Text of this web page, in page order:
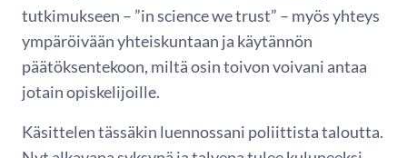
tutkimukseen – ”in science we trust” – myös yhteys
ympäröivään yhteiskuntaan ja käytännön
päätöksentekoon, miltä osin toivon voivani antaa
jotain opiskelijoille.
Käsittelen tässäkin luennossani poliittista taloutta.